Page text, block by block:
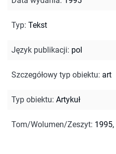
Typ: Tekst
Język publikacji: pol
Szczegółowy typ obiektu: art
Typ obiektu: Artykuł
Tom/Wolumen/Zeszyt: 1995,